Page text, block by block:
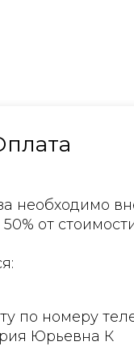
необходимо
от
по номеру
Юрьевна К